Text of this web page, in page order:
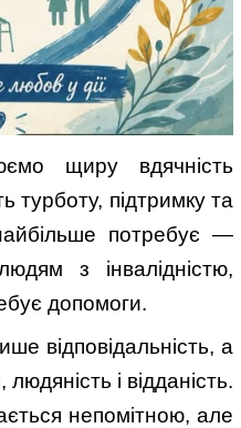
щиру вдячність
турботу, підтримку та
потребує —
з інвалідністю,
допомоги.
відповідальність, а
і відданість.
непомітною, але